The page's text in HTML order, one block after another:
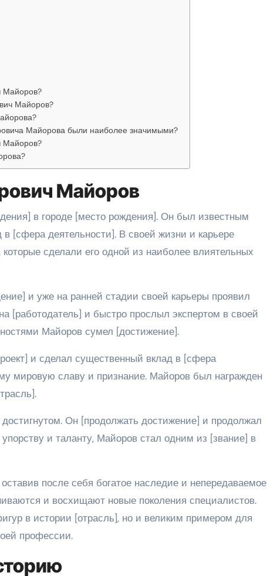
Майоров?
Майоров?
Майорова были наиболее значимыми?
Майоров?
Майоров
в городе [место рождения]. Он был известным
[сфера деятельности]. В своей жизни и карьере
сделали его одной из наиболее влиятельных
и уже на ранней стадии своей карьеры проявил
[работодатель] и быстро прослыл экспертом в своей
Майоров сумел [достижение].
и сделал существенный вклад в [сфера
мировую славу и признание. Майоров был награжден
Он [продолжать достижение] и продолжал
и таланту, Майоров стал одним из [звание] в
после себя богатое наследие и непередаваемое
и восхищают новые поколения специалистов.
в истории [отрасль], но и великим примером для
профессии.